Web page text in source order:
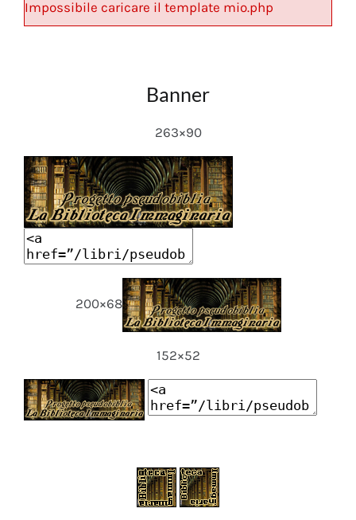
Impossibile caricare il template mio.php
Banner
263×90
200×68
152×52